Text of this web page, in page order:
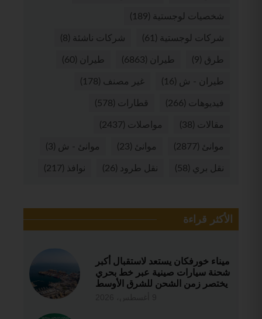
شخصيات لوجستية (189)
شركات لوجستية (61) شركات ناشئة (8)
طرق (9) طيران (6863) طيران (60)
طيران - ش (16) غير مصنف (178)
فيديوهات (266) قطارات (578)
مقالات (38) مواصلات (2437)
موانئ (2877) موانئ (23) موانئ - ش (3)
نقل بري (58) نقل طرود (26) نوافذ (217)
الأكثر قراءة
ميناء خورفكان يستعد لاستقبال أكبر
شحنة سيارات صينية عبر خط بحري
يختصر زمن الشحن للشرق الأوسط